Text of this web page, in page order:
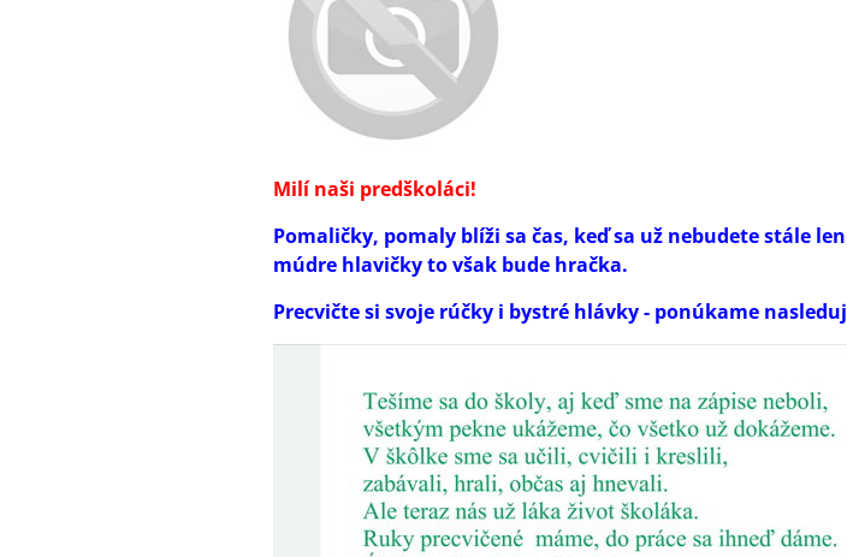
Milí naši predškoláci!
Pomaličky, pomaly blíži sa čas, keď sa už nebudete stále
múdre hlavičky to však bude hračka.
Precvičte si svoje rúčky i bystré hlávky - ponúkame